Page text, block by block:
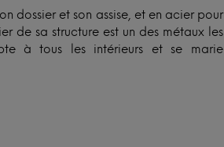
dossier et son assise, et en acier pour
de sa structure est un des métaux les
à tous les intérieurs et se marie